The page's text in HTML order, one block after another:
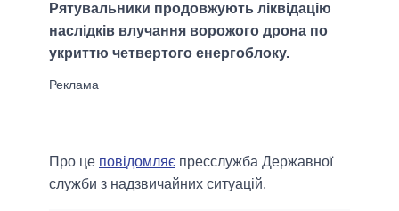
Рятувальники продовжують ліквідацію
наслідків влучання ворожого дрона по
укриттю четвертого енергоблоку.
Про це повідомляє пресслужба Державної
служби з надзвичайних ситуацій.